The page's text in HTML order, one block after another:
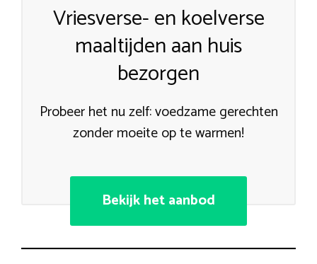
Vriesverse- en koelverse
maaltijden aan huis
bezorgen
Probeer het nu zelf: voedzame gerechten
zonder moeite op te warmen!
Bekijk het aanbod